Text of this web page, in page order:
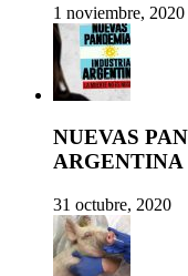
1 noviembre, 2020
NUEVAS
ARGENTINA
31 octubre, 2020